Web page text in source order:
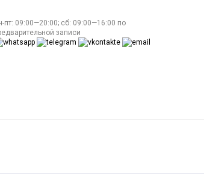
пт: 09:00—20:00; сб: 09:00—16:00 по
записи